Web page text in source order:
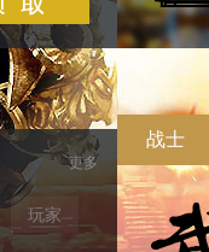
更多
玩家
战士